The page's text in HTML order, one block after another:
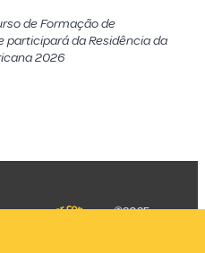
de Formação de
participará da Residência da
2026
©2025